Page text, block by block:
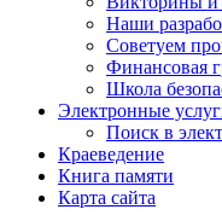
Наши
Советуем
Финансовая
Школа
Электронные
Поиск в
Краеведение
Книга памяти
Карта сайта